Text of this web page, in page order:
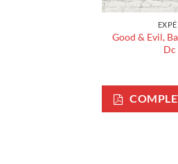
Good & Evil,
Dc